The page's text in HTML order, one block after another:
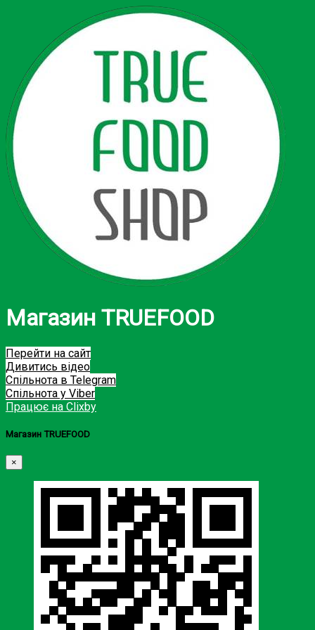
Магазин TRUEFOOD
Перейти на сайт
Дивитись відео
Спільнота в Telegram
Спільнота у Viber
Працює на Clixby
Магазин TRUEFOOD
×